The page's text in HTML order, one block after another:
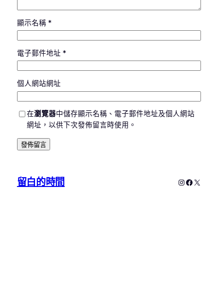
顯示名稱 *
電子郵件地址 *
個人網站網址
在瀏覽器中儲存顯示名稱、電子郵件地址及個人網站
網址，以供下次發佈留言時使用。
留白的時間 Instagram
X